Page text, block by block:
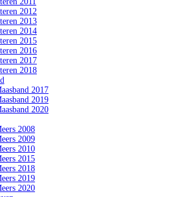
2012
2013
2014
2015
2016
2017
2018
2017
2019
2020
2008
2009
2010
2015
2018
2019
2020